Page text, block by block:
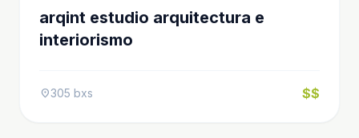
arqint estudio arquitectura e
interiorismo
location_on305 bxs $$